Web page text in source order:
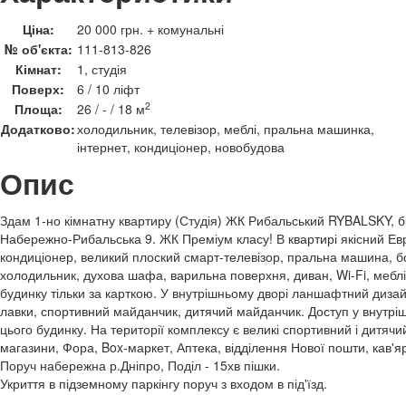
Ціна:
20 000 грн. + комунальні
№ об'єкта: 111-813-826
Кімнат:
1, студія
Поверх:
6 / 10 ліфт
Площа:
26 / - / 18 м2
Додатково:холодильник, телевізор, меблі, пральна машинка,
інтернет, кондиціонер, новобудова
Опис
Здам 1-но кімнатну квартиру (Студія) ЖК Рибальський RYBALSKY,
Набережно-Рибальська 9. ЖК Преміум класу! В квартирі якісний
кондиціонер, великий плоский смарт-телевізор, пральна машина,
холодильник, духова шафа, варильна поверхня, диван, Wi-Fi, меблі.
будинку тільки за карткою. У внутрішньому дворі ланшафтний
лавки, спортивний майданчик, дитячий майданчик. Доступ у
цього будинку. На території комплексу є великі спортивний і
магазини, Фора, Box-маркет, Аптека, відділення Нової пошти,
Поруч набережна р.Дніпро, Поділ - 15хв пішки.
Укриття в підземному паркінгу поруч з входом в під'їзд.